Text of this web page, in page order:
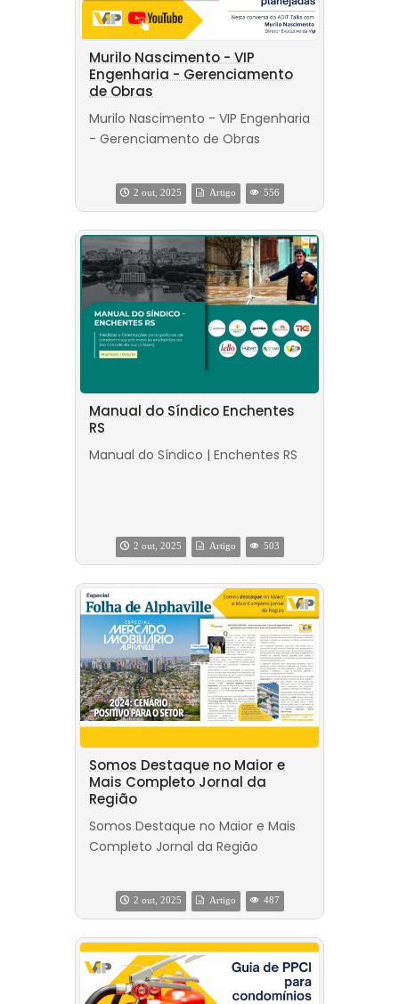
Murilo Nascimento - VIP
Engenharia - Gerenciamento
de Obras
Murilo Nascimento - VIP Engenharia
- Gerenciamento de Obras
2 out, 2025 Artigo 556
Manual do Síndico Enchentes
RS
Manual do Síndico | Enchentes RS
2 out, 2025 Artigo 503
Somos Destaque no Maior e
Mais Completo Jornal da
Região
Somos Destaque no Maior e Mais
Completo Jornal da Região
2 out, 2025 Artigo 487